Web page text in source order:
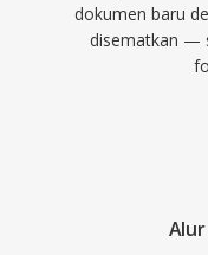
dokumen baru
disematkan —